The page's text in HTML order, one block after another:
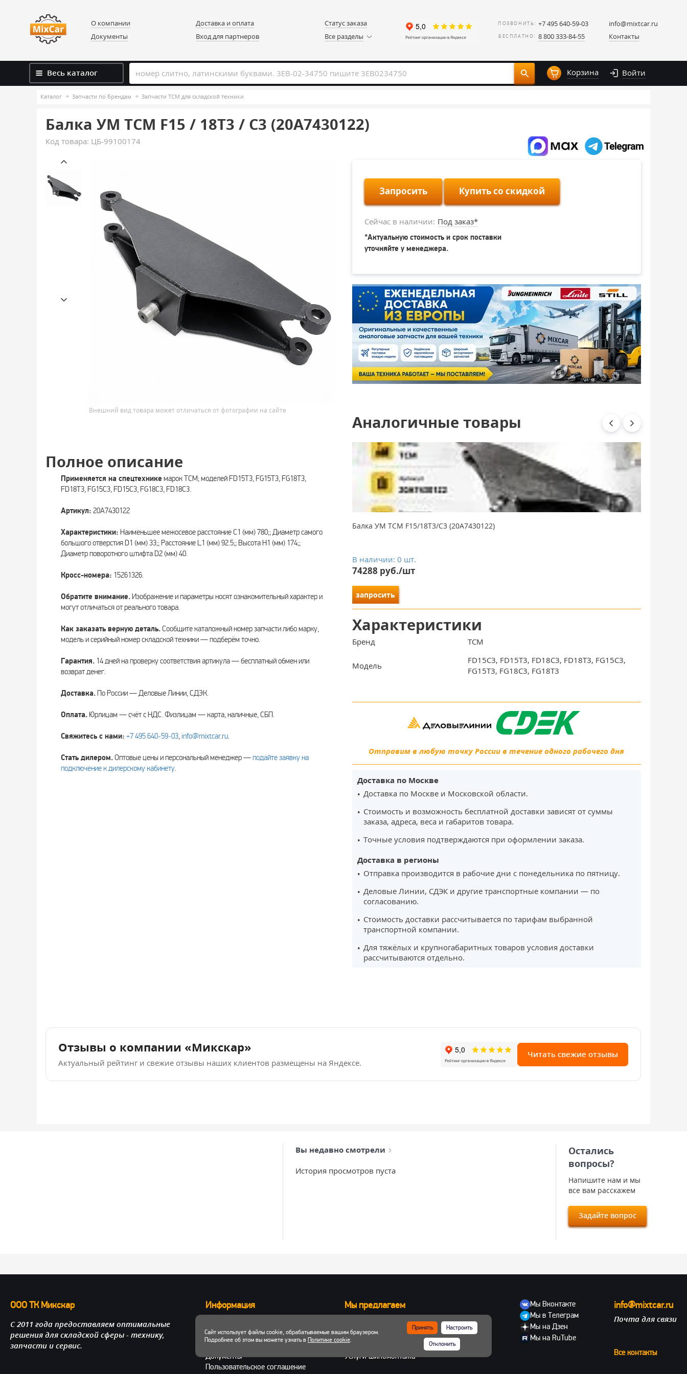
О компании
Документы
Доставка и оплата
Вход для партнеров
Статус заказа
Все разделы
ПОЗВОНИТЬ: +7 495 640-59-03
БЕСПЛАТНО: 8 800 333-84-55
info@mixtcar.ru
Контакты
Весь каталог Корзина Войти
Каталог Запчасти по брендам Запчасти TCM для складской техники
Балка УМ TCM F15 / 18T3 / C3 (20A7430122)
Код товара: ЦБ-99100174
Внешний вид товара может отличаться от фотографии на сайте
Полное описание
Применяется на спецтехнике марок TCM; моделей FD15T3, FG15T3, FG18T3,
FD18T3, FG15C3, FD15C3, FG18C3, FD18C3.
Артикул: 20A7430122
Характеристики: Наименьшее межосевое расстояние C1 (мм) 780;; Диаметр самого
большого отверстия D1 (мм) 33;; Расстояние L1 (мм) 92.5;; Высота H1 (мм) 174;;
Диаметр поворотного штифта D2 (мм) 40.
Кросс-номера: 15261326.
Обратите внимание.Изображение и параметры носят ознакомительный характер и
могут отличаться от реального товара.
Как заказать верную деталь.Сообщите каталожный номер запчасти либо марку,
модель и серийный номер складской техники — подберём точно.
Гарантия. 14 дней на проверку соответствия артикула — бесплатный обмен или
возврат денег.
Доставка.По России — Деловые Линии, СДЭК.
Оплата. Юрлицам — счёт с НДС. Физлицам — карта, наличные, СБП.
Свяжитесь с нами: +7 495 640‑59‑03, info@mixtcar.ru.
Стать дилером.Оптовые цены и персональный менеджер —подайте заявку на
подключение к дилерскому кабинету.
Запросить Купить со скидкой
Сейчас в наличии: Под заказ*
*Актуальную стоимость и срок поставки
уточняйте у менеджера.
Аналогичные товары
Балка УМ TCM F15/18T3/C3 (20A7430122)
В наличии: 0 шт.
74288 руб./шт
запросить
Характеристики
Бренд TCM
Модель
FD15C3, FD15T3, FD18C3, FD18T3, FG15C3,
FG15T3, FG18C3, FG18T3
Отправим в любую точку России в течение одного рабочего дня
Доставка по Москве
Доставка по Москве и Московской области.
Стоимость и возможность бесплатной доставки зависят от суммы
заказа, адреса, веса и габаритов товара.
Точные условия подтверждаются при оформлении заказа.
Доставка в регионы
Отправка производится в рабочие дни с понедельника по пятницу.
Деловые Линии, СДЭК и другие транспортные компании — по
согласованию.
Стоимость доставки рассчитывается по тарифам выбранной
транспортной компании.
Для тяжёлых и крупногабаритных товаров условия доставки
рассчитываются отдельно.
Отзывы о компании «Микскар»
Актуальный рейтинг и свежие отзывы наших клиентов размещены на Яндексе.
Читать свежие отзывы
Вы недавно смотрели
История просмотров пуста
Остались
вопросы?
Напишите нам и мы
все вам расскажем
Задайте вопрос
ООО ТК Микскар
С 2011 года предоставляем оптимальные
решения для складской сферы - технику,
запчасти и сервис.
Информация
Доставка и оплата
Личный кабинет
Документы
Пользовательское соглашение
Мы предлагаем
Запчасти для вилочных погрузчиков
Запчасти для двигателей
Шины, колеса, диски
Услуги шиномонтажа
Мы Вконтакте
Мы в Телеграм
Мы на Дзен
Мы на RuTube
info@mixtcar.ru
Почта для связи
Все контакты
Сайт использует файлы cookie, обрабатываемые вашим браузером.
Подробнее об этом вы можете узнать в Политике cookie.
Принять Настроить
Отклонить